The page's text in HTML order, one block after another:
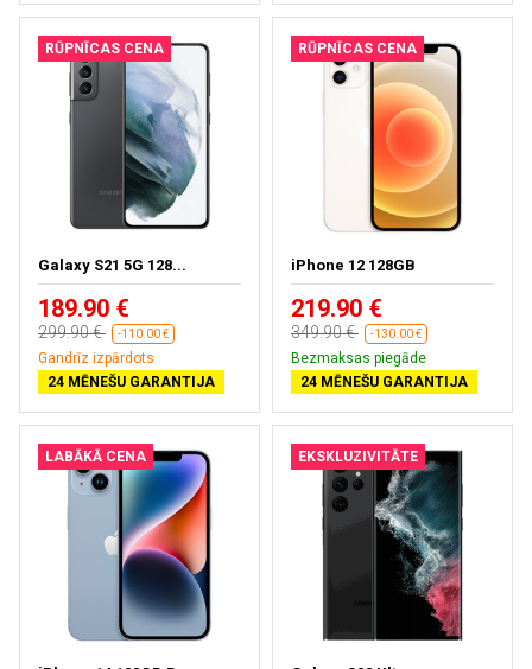
RŪPNĪCAS CENA
Galaxy S21 5G 128...
189.90 €
299.90 € -110.00 €
Gandrīz izpārdots
24 MĒNEŠU GARANTIJA
RŪPNĪCAS CENA
iPhone 12 128GB
219.90 €
349.90 € -130.00 €
Bezmaksas piegāde
24 MĒNEŠU GARANTIJA
LABĀKĀ CENA EKSKLUZIVITĀTE